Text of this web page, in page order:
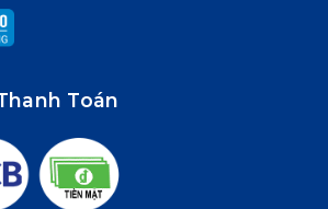
Toán